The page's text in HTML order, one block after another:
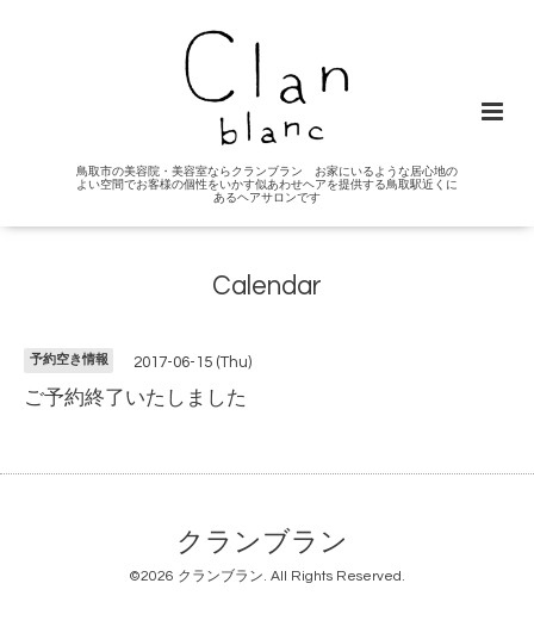
鳥取市の美容院・美容室ならクランブラン お家にいるような居心地の
よい空間でお客様の個性をいかす似あわせヘアを提供する鳥取駅近くに
あるヘアサロンです
Calendar
予約空き情報 2017-06-15 (Thu)
ご予約終了いたしました
クランブラン
©2026 クランブラン. All Rights Reserved.